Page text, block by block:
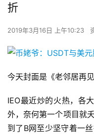
折
2019年3月16日 上午10:23
今天封面是《老邻居再见
IEO最近炒的火热，各
外，奈何第一个项目就
到了B网至少坚守着一